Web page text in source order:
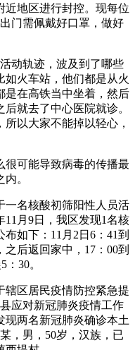
近地区进行封控。现每位
门需佩戴好口罩，做好
动轨迹，波及到了哪些
如火车站，他们都是从火
是在高铁当中坐着，然后
就去了中心医院就诊。
以大家不能掉以轻心，
很可能导致病毒的传播最
。
一名核酸初筛阳性人员活
11月9日，我区发现1名核
如下：11月2日6：41到
后返回家中，17：00到
30。
辖区居民疫情防控紧急提
应对新冠肺炎疫情工作
现两名新冠肺炎确诊本土
，男，50岁，汉族，已